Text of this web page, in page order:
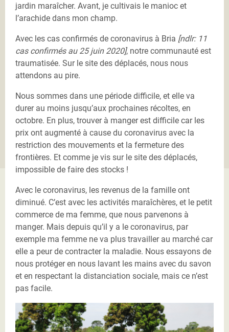
jardin maraîcher. Avant, je cultivais le manioc et
l’arachide dans mon champ.
Avec les cas confirmés de coronavirus à Bria [ndlr: 11
cas confirmés au 25 juin 2020], notre communauté est
traumatisée. Sur le site des déplacés, nous nous
attendons au pire.
Nous sommes dans une période difficile, et elle va
durer au moins jusqu’aux prochaines récoltes, en
octobre. En plus, trouver à manger est difficile car les
prix ont augmenté à cause du coronavirus avec la
restriction des mouvements et la fermeture des
frontières. Et comme je vis sur le site des déplacés,
impossible de faire des stocks !
Avec le coronavirus, les revenus de la famille ont
diminué. C’est avec les activités maraîchères, et le petit
commerce de ma femme, que nous parvenons à
manger. Mais depuis qu’il y a le coronavirus, par
exemple ma femme ne va plus travailler au marché car
elle a peur de contracter la maladie. Nous essayons de
nous protéger en nous lavant les mains avec du savon
et en respectant la distanciation sociale, mais ce n’est
pas facile.
Camille jardin maraîcher Bria